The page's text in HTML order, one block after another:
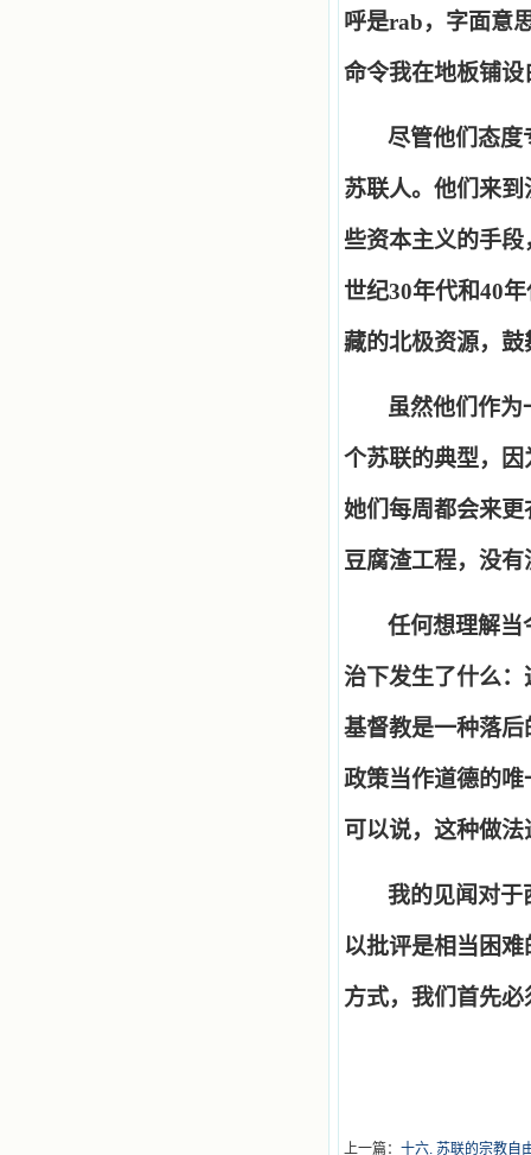
呼是rab，字面意
命令我在地板铺
尽管他们态度
苏联人。他们来
些资本主义的手
世纪30年代和40
藏的北极资源，鼓
虽然他们作为
个苏联的典型，
她们每周都会来
豆腐渣工程，没
任何想理解当
治下发生了什么
基督教是一种落
政策当作道德的
可以说，这种做
我的见闻对于
以批评是相当困
方式，我们首先
上一篇： 十六. 苏联的宗教自